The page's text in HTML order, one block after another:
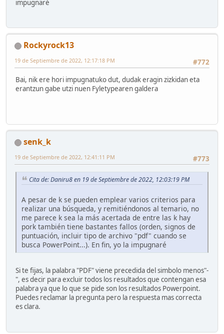
impugnaré
Rockyrock13
#772
19 de Septiembre de 2022, 12:17:18 PM
Bai, nik ere hori impugnatuko dut, dudak eragin zizkidan eta
erantzun gabe utzi nuen Fyletypearen galdera
senk_k
#773
19 de Septiembre de 2022, 12:41:11 PM
Cita de: Daniru8 en 19 de Septiembre de 2022, 12:03:19 PM
A pesar de k se pueden emplear varios criterios para
realizar una búsqueda, y remitiéndonos al temario, no
me parece k sea la más acertada de entre las k hay
pork también tiene bastantes fallos (orden, signos de
puntuación, incluir tipo de archivo "pdf" cuando se
busca PowerPoint...). En fin, yo la impugnaré
Si te fijas, la palabra "PDF" viene precedida del simbolo menos"-
", es decir para excluir todos los resultados que contengan esa
palabra ya que lo que se pide son los resultados Powerpoint.
Puedes reclamar la pregunta pero la respuesta mas correcta
es clara.